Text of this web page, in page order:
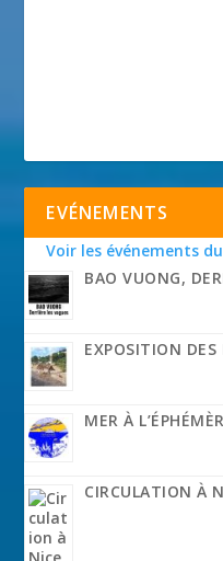
EVÉNEMENTS
Voir les événements
BAO VUONG,
EXPOSITION DES
MER À
CIRCULATION À